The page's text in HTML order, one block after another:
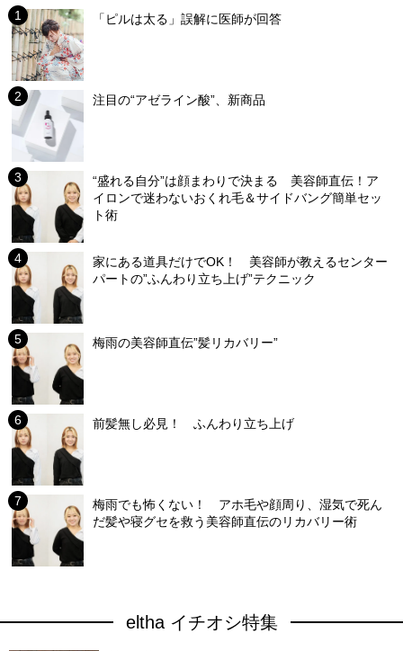
「ピルは太る」誤解に医師が回答
注目の“アゼライン酸”、新商品
“盛れる自分”は顔まわりで決まる 美容師直伝！ア
イロンで迷わないおくれ毛＆サイドバング簡単セッ
ト術
家にある道具だけでOK！ 美容師が教えるセンター
パートの”ふんわり立ち上げ”テクニック
梅雨の美容師直伝”髪リカバリー”
前髪無し必見！ ふんわり立ち上げ
梅雨でも怖くない！ アホ毛や顔周り、湿気で死ん
だ髪や寝グセを救う美容師直伝のリカバリー術
eltha イチオシ特集